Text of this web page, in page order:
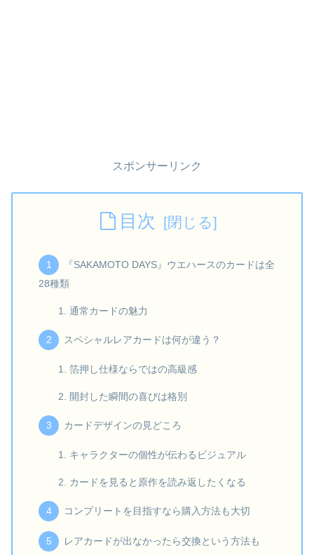
スポンサーリンク
目次
『SAKAMOTO DAYS』ウエハースのカードは全
28種類
通常カードの魅力
スペシャルレアカードは何が違う？
箔押し仕様ならではの高級感
開封した瞬間の喜びは格別
カードデザインの見どころ
キャラクターの個性が伝わるビジュアル
カードを見ると原作を読み返したくなる
コンプリートを目指すなら購入方法も大切
レアカードが出なかったら交換という方法も